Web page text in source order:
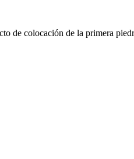
de colocación de la primera